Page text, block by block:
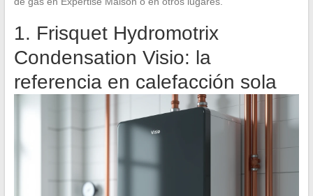
1. Frisquet Hydromotrix
Condensation Visio: la
referencia en calefacción sola